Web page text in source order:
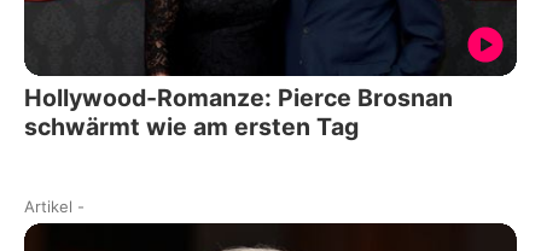
Hollywood-Romanze: Pierce Brosnan
schwärmt wie am ersten Tag
Artikel -